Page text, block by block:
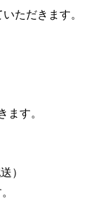
ただきます。
す。
）